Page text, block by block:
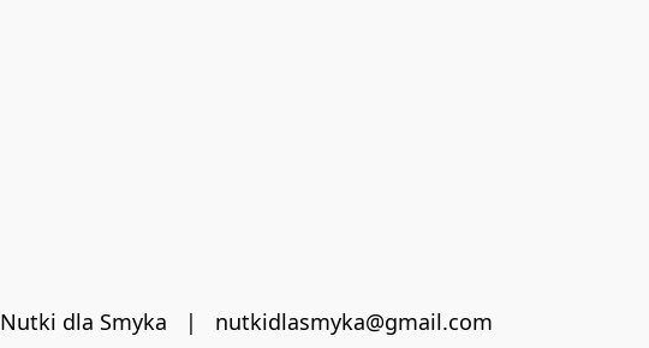
Nutki dla Smyka   |   nutkidlasmyka@gmail.com